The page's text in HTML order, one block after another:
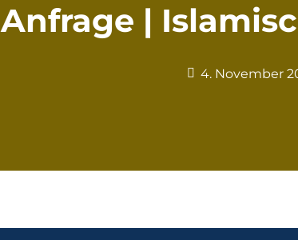
Anfrage |
4. November